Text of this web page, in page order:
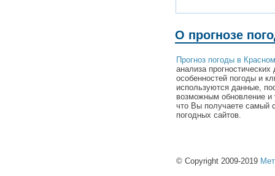
О прогнозе
Прогноз погоды в
анализа
особенностей погоды и
используются данные,
возможным обновление и
что Вы получаете самый
погодных сайтов.
© Copyright 2009-2019